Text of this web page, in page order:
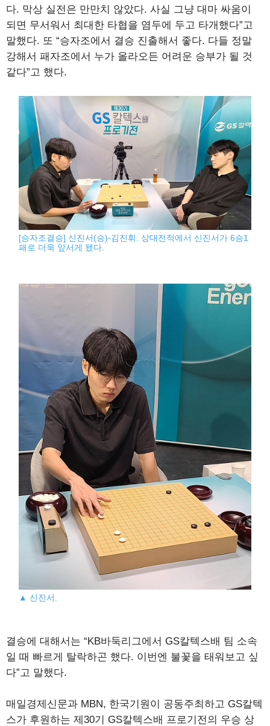
다. 막상 실전은 만만치 않았다. 사실 그냥 대마 싸움이
되면 무서워서 최대한 타협을 염두에 두고 타개했다”고
말했다. 또 “승자조에서 결승 진출해서 좋다. 다들 정말
강해서 패자조에서 누가 올라오든 어려운 승부가 될 것
같다”고 했다.
[승자조결승] 신진서(승)-김진휘. 상대전적에서 신진서가 6승1
패로 더욱 앞서게 됐다.
▲ 신진서.
결승에 대해서는 “KB바둑리그에서 GS칼텍스배 팀 소속
일 때 빠르게 탈락하곤 했다. 이번엔 불꽃을 태워보고 싶
다”고 말했다.
매일경제신문과 MBN, 한국기원이 공동주최하고 GS칼텍
스가 후원하는 제30기 GS칼텍스배 프로기전의 우승 상